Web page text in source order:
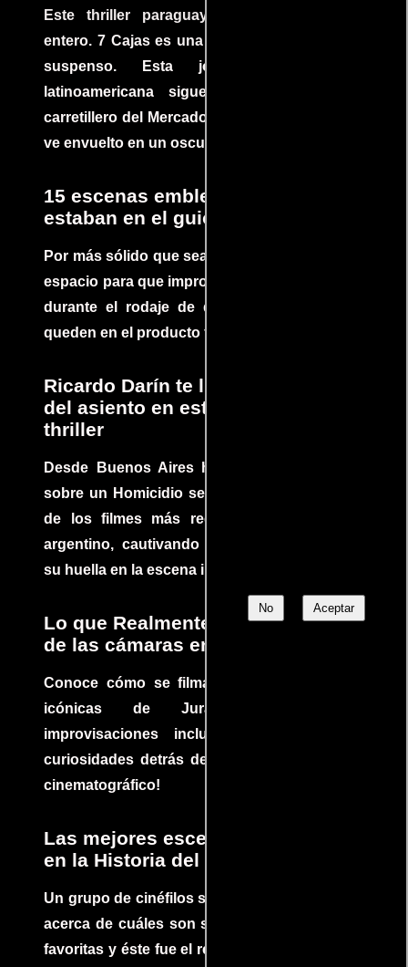
No Aceptar
Este thriller paraguayo cautivó al mundo
entero. 7 Cajas es una explosión de acción y
suspenso. Esta joya cinematográfica
latinoamericana sigue la historia de un
carretillero del Mercado 4 de Asunción que se
ve envuelto en un oscuro mundo de crimen
15 escenas emblemáticas que no
estaban en el guion
Por más sólido que sea un guión siempre hay
espacio para que improvisaciones que se dan
durante el rodaje de determinadas escenas
queden en el producto final.
Ricardo Darín te llevará al borde
del asiento en este increíble
thriller
Desde Buenos Aires hasta el mundo, Tesis
sobre un Homicidio se ha convertido en uno
de los filmes más recomendados del cine
argentino, cautivando audiencias y dejando
su huella en la escena internacional.
Lo que Realmente Sucedió detrás
de las cámaras en Jurassic Park
Conoce cómo se filmaron algunas escenas
icónicas de Jurassic Park, con
improvisaciones incluidas. ¡Descubre las
curiosidades detrás del rodaje de un clásico
cinematográfico!
Las mejores escenas de acción
en la Historia del cine
Un grupo de cinéfilos se juntaron para debatir
acerca de cuáles son sus escenas de acción
favoritas y éste fue el resultado. No te pierdas